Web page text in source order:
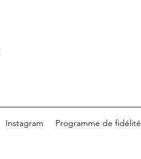
Instagram Programme de fidélité